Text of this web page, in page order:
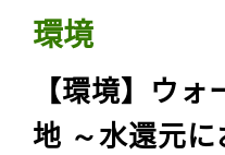
環境
【環境】ウ
地 ～水還元